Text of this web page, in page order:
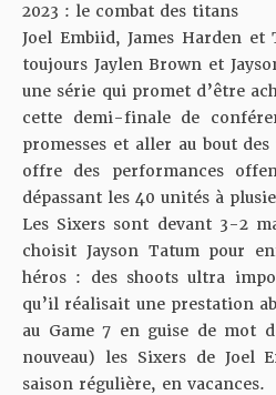
2023 : le combat des titans
Joel Embiid, James Harden et
toujours Jaylen Brown et
une série qui promet d’être
cette demi-finale de
promesses et aller au bout
offre des performances
dépassant les 40 unités à
Les Sixers sont devant 3-2
choisit Jayson Tatum pour
héros : des shoots ultra
qu’il réalisait une prestation
au Game 7 en guise de mot
nouveau) les Sixers de Joel
saison régulière, en vacances.